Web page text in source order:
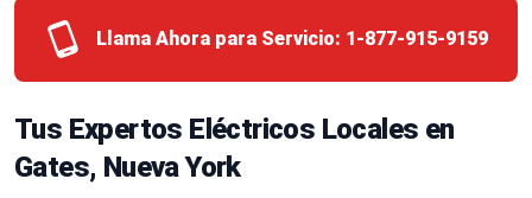
Llama Ahora para Servicio: 1-877-915-9159
Tus Expertos Eléctricos Locales en
Gates, Nueva York